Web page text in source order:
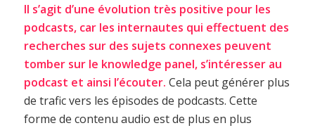
Il s’agit d’une évolution très positive pour les
podcasts, car les internautes qui effectuent des
recherches sur des sujets connexes peuvent
tomber sur le knowledge panel, s’intéresser au
podcast et ainsi l’écouter. Cela peut générer plus
de trafic vers les épisodes de podcasts. Cette
forme de contenu audio est de plus en plus